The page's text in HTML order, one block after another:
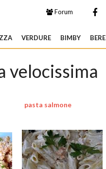
Forum
VERDURE BIMBY BERE
velocissima
pasta salmone